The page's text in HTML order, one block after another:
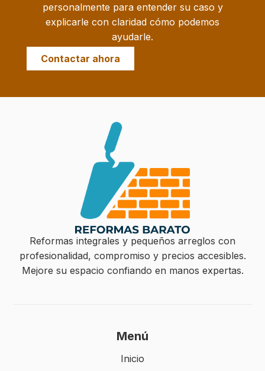
personalmente para entender su caso y
explicarle con claridad cómo podemos
ayudarle.
Contactar ahora
Reformas integrales y pequeños arreglos con
profesionalidad, compromiso y precios accesibles.
Mejore su espacio confiando en manos expertas.
Menú
Inicio